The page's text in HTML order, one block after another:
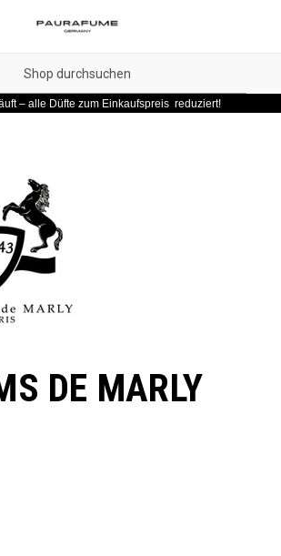
– alle Düfte zum Einkaufspreis reduziert!
DE MARLY